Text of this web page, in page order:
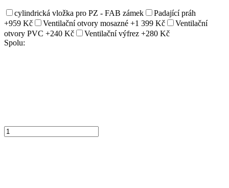
cylindrická vložka pro PZ - FAB zámek
Padající práh
+959 Kč
Ventilační otvory mosazné +1 399 Kč
Ventilační
otvory PVC +240 Kč Ventilační výfrez +280 Kč
Spolu: